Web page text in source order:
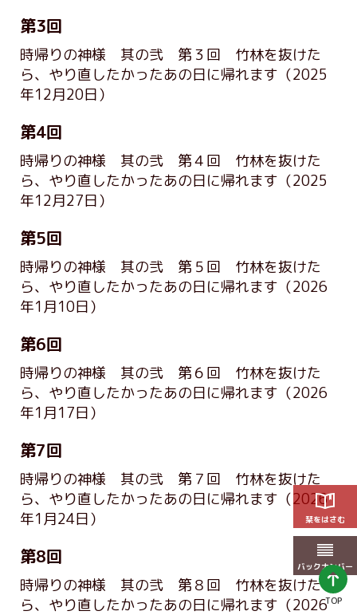
栞をはさむ
バックナンバー
第3回
時帰りの神様 其の弐 第３回 竹林を抜けた
ら、やり直したかったあの日に帰れます （2025
年12月20日）
第4回
時帰りの神様 其の弐 第４回 竹林を抜けた
ら、やり直したかったあの日に帰れます （2025
年12月27日）
第5回
時帰りの神様 其の弐 第５回 竹林を抜けた
ら、やり直したかったあの日に帰れます （2026
年1月10日）
第6回
時帰りの神様 其の弐 第６回 竹林を抜けた
ら、やり直したかったあの日に帰れます （2026
年1月17日）
第7回
時帰りの神様 其の弐 第７回 竹林を抜けた
ら、やり直したかったあの日に帰れます （2026
年1月24日）
第8回
時帰りの神様 其の弐 第８回 竹林を抜けた
ら、やり直したかったあの日に帰れます （2026TOP